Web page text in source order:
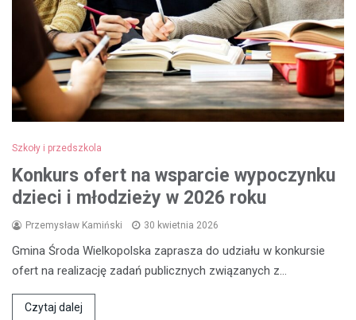
Szkoły i przedszkola
Konkurs ofert na wsparcie wypoczynku
dzieci i młodzieży w 2026 roku
Przemysław Kamiński 30 kwietnia 2026
Gmina Środa Wielkopolska zaprasza do udziału w konkursie
ofert na realizację zadań publicznych związanych z…
Czytaj dalej